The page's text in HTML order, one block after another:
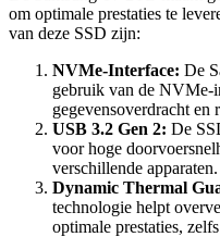
om optimale prestaties te
van deze SSD zijn:
NVMe-Interface: De
gebruik van de NVMe-
gegevensoverdracht en
USB 3.2 Gen 2: De
voor hoge
verschillende apparaten.
Dynamic Thermal
technologie helpt
optimale prestaties,